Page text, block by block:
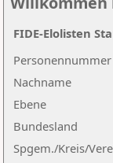
Nachname
Ebene
Personennummer
Bundesland
Spgem./Kreis/
FIDE-Elolisten